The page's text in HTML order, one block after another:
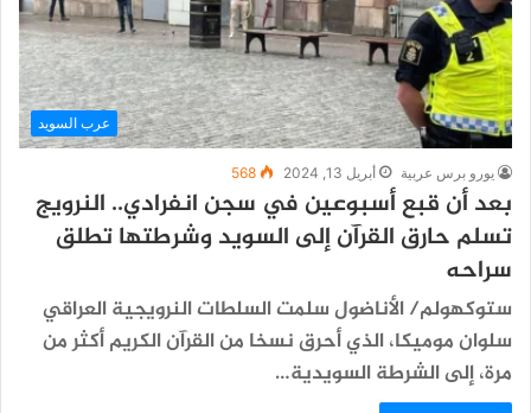
عرب السويد
يورو برس عربية أبريل 13, 2024 568
بعد أن قبع أسبوعين في سجن انفرادي.. النرويج
تسلم حارق القرآن إلى السويد وشرطتها تطلق
سراحه
ستوكهولم/ الأناضول سلمت السلطات النرويجية العراقي
سلوان موميكا، الذي أحرق نسخا من القرآن الكريم أكثر من
مرة، إلى الشرطة السويدية…